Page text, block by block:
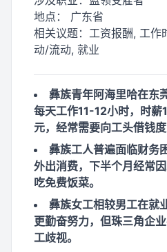
地点： 广东省
相关议题： 工资报酬, 工作
动/流动, 就业
彝族青年阿海里哈在东
每天工作11-12小时，时
元，经常需要向工头借钱度
彝族工人普遍面临财务
外出消费，下半个月经常
吃免费饭菜。
彝族女工相较男工在就
更勤奋努力，但珠三角企
工歧视。